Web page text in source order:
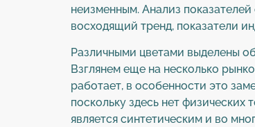
неизменным. Анализ
восходящий тренд, показатели
Различными цветами выделены
Взглянем еще на несколько
работает, в особенности это
поскольку здесь нет
является синтетическим и во